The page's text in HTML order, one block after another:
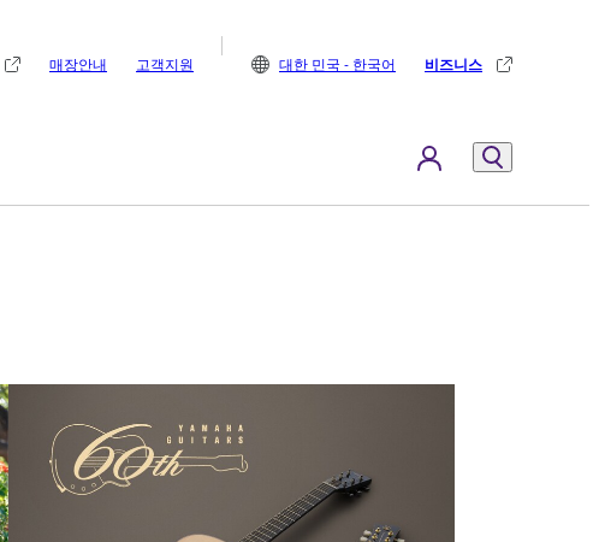
매장안내 고객지원 대한 민국 - 한국어 비즈니스